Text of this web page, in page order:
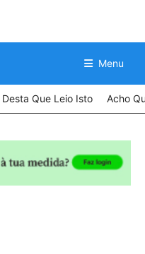
Menu
Desta Que Leio Isto Acho